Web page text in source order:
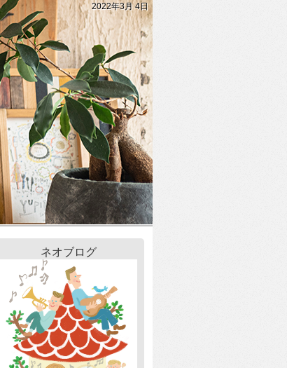
2022年3月 4日
ネオブログ